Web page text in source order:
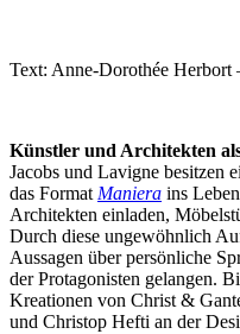
Text: Anne-Dorothée Herbort
Künstler und Architekten
Jacobs und Lavigne besitzen
das Format Maniera ins
Architekten einladen,
Durch diese ungewöhnlich
Aussagen über persönliche
der Protagonisten gelangen.
Kreationen von Christ &
und Christop Hefti an der